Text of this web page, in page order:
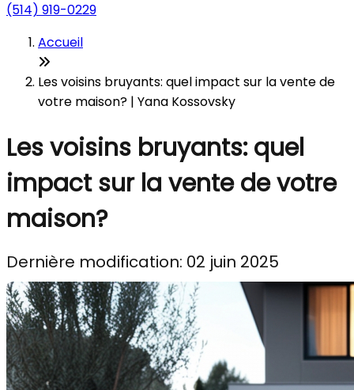
(514) 919-0229
Accueil
Les voisins bruyants: quel impact sur la vente de
votre maison? | Yana Kossovsky
Les voisins bruyants: quel
impact sur la vente de votre
maison?
Dernière modification: 02 juin 2025